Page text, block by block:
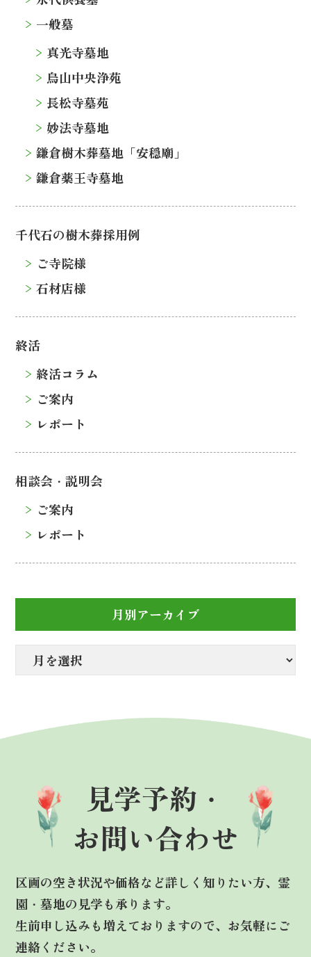
一般墓
真光寺墓地
烏山中央浄苑
長松寺墓苑
妙法寺墓地
鎌倉樹木葬墓地「安穏廟」
鎌倉薬王寺墓地
千代石の樹木葬採用例
ご寺院様
石材店様
終活
終活コラム
ご案内
レポート
相談会・説明会
ご案内
レポート
月別アーカイブ
見学予約・
お問い合わせ
区画の空き状況や価格など詳しく知りたい方、霊
園・墓地の見学も承ります。
生前申し込みも増えておりますので、お気軽にご
連絡ください。